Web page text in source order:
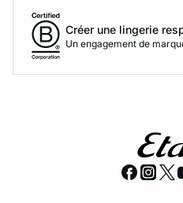
Créer une lingerie
Un engagement de